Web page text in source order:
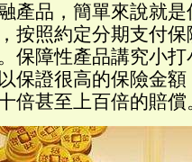
產品，簡單來說就
按照約定分期支付
保障性產品講究小
保證很高的保險金
倍甚至上百倍的賠償